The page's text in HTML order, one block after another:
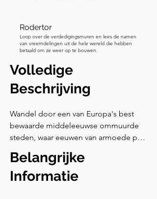
Rodertor
Loop over de verdedigingsmuren en lees de namen
van vreemdelingen uit de hele wereld die hebben
betaald om ze weer op te bouwen.
Volledige
Beschrijving
Wandel door een van Europa's best
bewaarde middeleeuwse ommuurde
steden, waar eeuwen van armoede per
tijdscapsule hebben gecreëerd. Deze
zelfgeleide tour door Rothenburg ob
der Tauber omvat 18 stops over 900 jaar
Belangrijke
Informatie